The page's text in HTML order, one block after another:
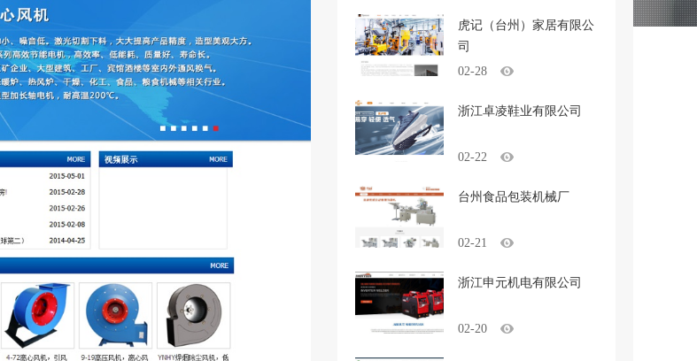
虎记（台州）家居有限公
司
02-28
浙江卓凌鞋业有限公司
02-22
台州食品包装机械厂
02-21
浙江申元机电有限公司
02-20